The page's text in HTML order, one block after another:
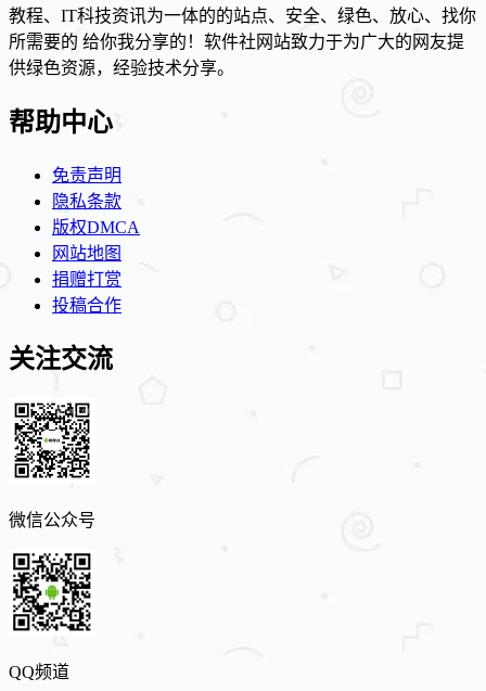
教程、IT科技资讯为一体的的站点、安全、绿色、放心、找你
所需要的 给你我分享的！软件社网站致力于为广大的网友提
供绿色资源，经验技术分享。
帮助中心
免责声明
隐私条款
版权DMCA
网站地图
捐赠打赏
投稿合作
关注交流
微信公众号
QQ频道